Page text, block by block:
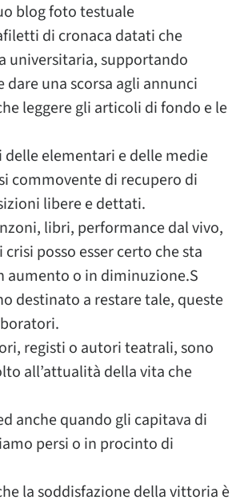
blog foto testuale
di cronaca datati che
universitaria, supportando
una scorsa agli annunci
leggere gli articoli di fondo e le
delle elementari e delle medie
commovente di recupero di
libere e dettati.
libri, performance dal vivo,
posso esser certo che sta
aumento o in diminuzione.S
destinato a restare tale, queste
registi o autori teatrali, sono
all’attualità della vita che
anche quando gli capitava di
persi o in procinto di
la soddisfazione della vittoria è